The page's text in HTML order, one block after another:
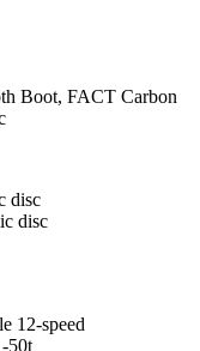
Boot, FACT Carbon
disc
disc
12-speed
50t